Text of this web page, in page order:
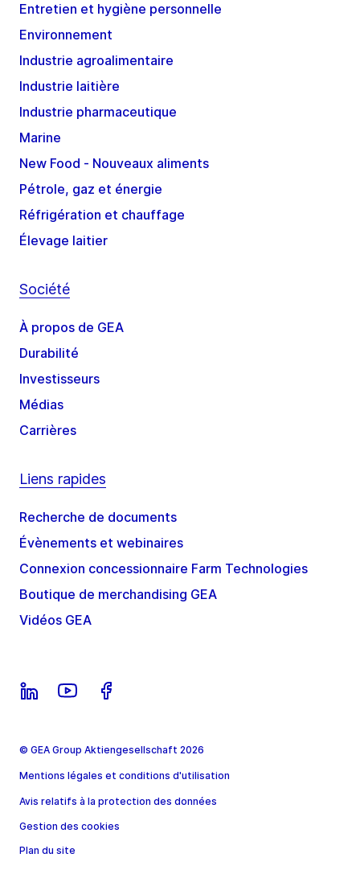
Entretien et hygiène personnelle
Environnement
Industrie agroalimentaire
Industrie laitière
Industrie pharmaceutique
Marine
New Food - Nouveaux aliments
Pétrole, gaz et énergie
Réfrigération et chauffage
Élevage laitier
Société
À propos de GEA
Durabilité
Investisseurs
Médias
Carrières
Liens rapides
Recherche de documents
Évènements et webinaires
Connexion concessionnaire Farm Technologies
Boutique de merchandising GEA
Vidéos GEA
© GEA Group Aktiengesellschaft 2026
Mentions légales et conditions d'utilisation
Avis relatifs à la protection des données
Gestion des cookies
Plan du site